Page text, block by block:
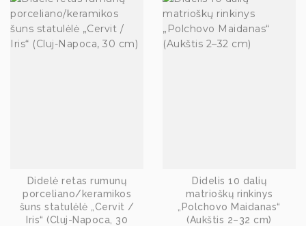
Didelė retas rumunų
porceliano/keramikos
šuns statulėlė „Cervit /
Iris“ (Cluj-Napoca, 30
Didelis 10 dalių
matrioškų rinkinys
„Polchovo Maidanas“
(Aukštis 2–32 cm)